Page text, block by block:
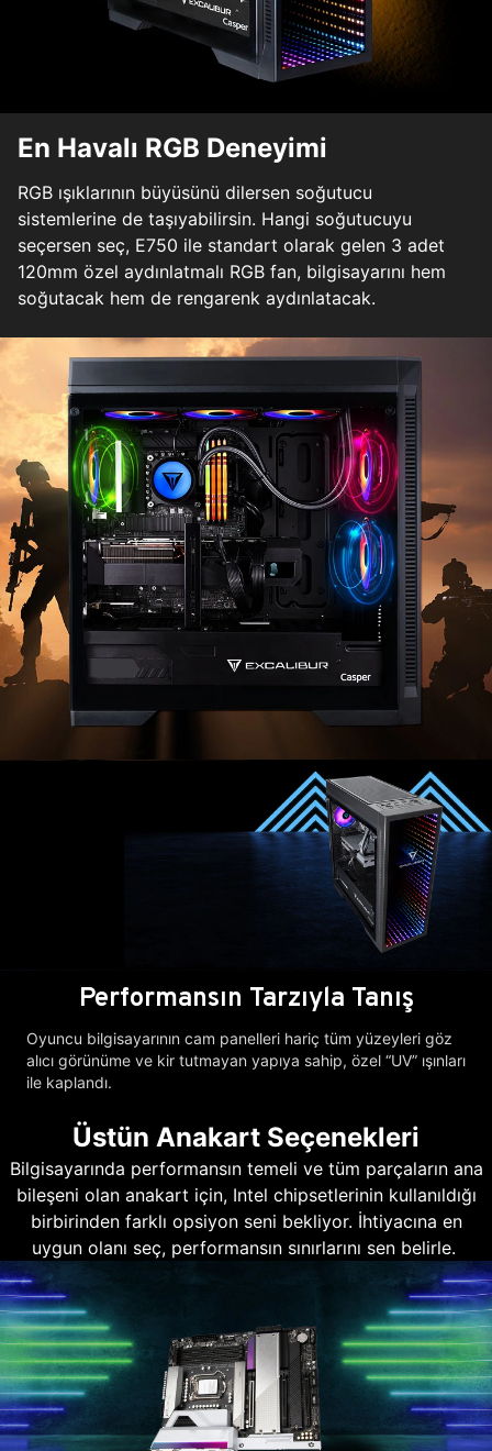
En Havalı RGB Deneyimi
RGB ışıklarının büyüsünü dilersen soğutucu
sistemlerine de taşıyabilirsin. Hangi soğutucuyu
seçersen seç, E750 ile standart olarak gelen 3 adet
120mm özel aydınlatmalı RGB fan, bilgisayarını hem
soğutacak hem de rengarenk aydınlatacak.
Performansın Tarzıyla Tanış
Oyuncu bilgisayarının cam panelleri hariç tüm yüzeyleri göz
alıcı görünüme ve kir tutmayan yapıya sahip, özel “UV” ışınları
ile kaplandı.
Üstün Anakart Seçenekleri
Bilgisayarında performansın temeli ve tüm parçaların ana
bileşeni olan anakart için, Intel chipsetlerinin kullanıldığı
birbirinden farklı opsiyon seni bekliyor. İhtiyacına en
uygun olanı seç, performansın sınırlarını sen belirle.